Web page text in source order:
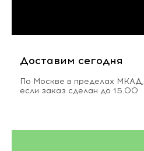
Доставим сегодня
По Москве в пределах МКАД,
если заказ сделан до 15.00